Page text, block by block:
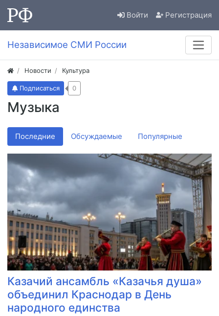
Войти Регистрация
Независимое СМИ России
Новости Культура
Музыка
Подписаться 0
Последние Обсуждаемые Популярные
Казачий ансамбль «Казачья душа»
объединил Краснодар в День
народного единства